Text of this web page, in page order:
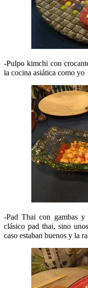
-Pulpo kimchi con
la cocina asiática como yo
-Pad Thai con gambas
clásico pad thai, sino
caso estaban buenos y la